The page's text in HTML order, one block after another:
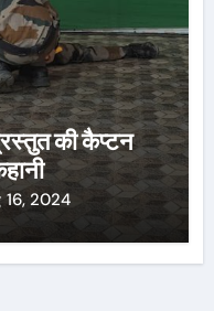
की कैप्टन
16, 2024